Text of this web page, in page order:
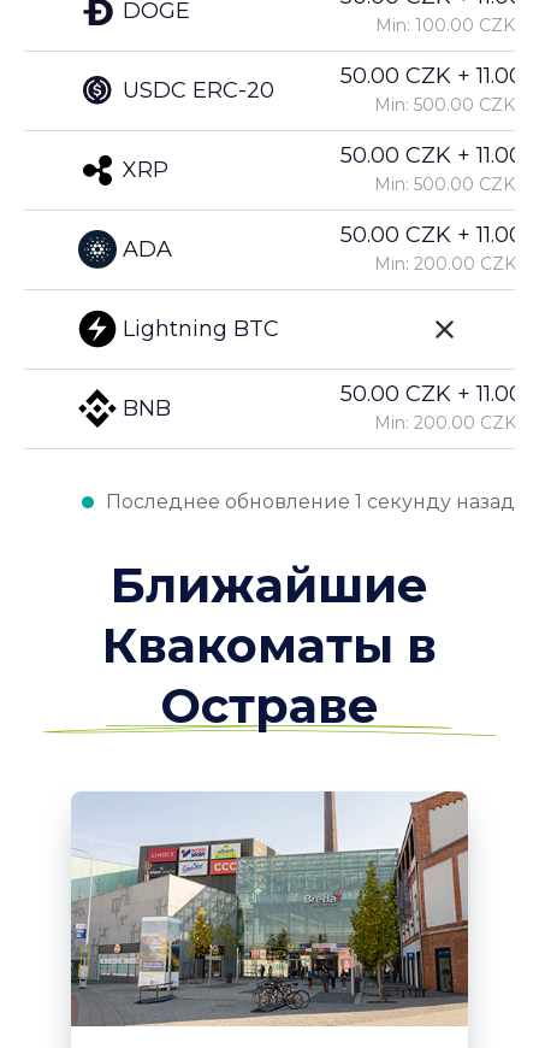
DOGE
USDC ERC-20
XRP
ADA
Lightning BTC
BNB
Min: 100.00 CZK
50.00 CZK +
Min: 500.00 CZK
50.00 CZK +
Min: 500.00 CZK
50.00 CZK +
Min: 200.00 CZK
50.00 CZK +
Min: 200.00 CZK
Последнее обновление 1 секунду назад
Ближайшие
Квакоматы в
Остраве